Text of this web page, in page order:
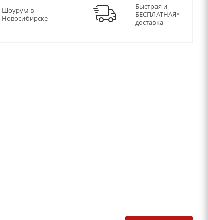
Шоурум в
Новосибирске
Быстрая и
БЕСПЛАТНАЯ*
доставка